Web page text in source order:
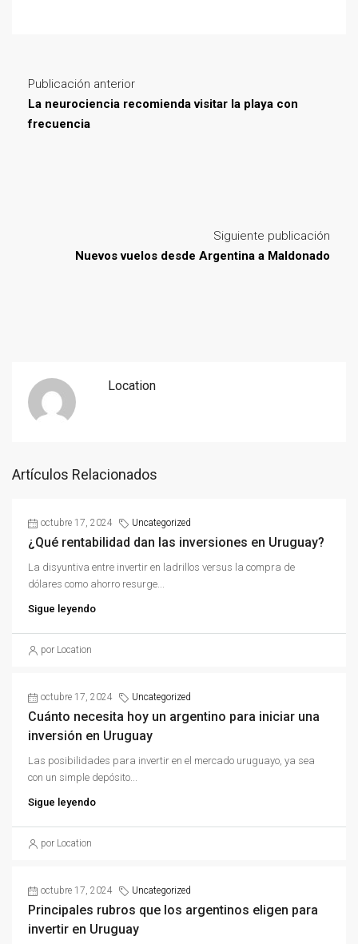
Publicación anterior
La neurociencia recomienda visitar la playa con
frecuencia
Siguiente publicación
Nuevos vuelos desde Argentina a Maldonado
Location
Artículos Relacionados
octubre 17, 2024 Uncategorized
¿Qué rentabilidad dan las inversiones en Uruguay?
La disyuntiva entre invertir en ladrillos versus la compra de
dólares como ahorro resurge...
Sigue leyendo
por Location
octubre 17, 2024 Uncategorized
Cuánto necesita hoy un argentino para iniciar una
inversión en Uruguay
Las posibilidades para invertir en el mercado uruguayo, ya sea
con un simple depósito...
Sigue leyendo
por Location
octubre 17, 2024 Uncategorized
Principales rubros que los argentinos eligen para
invertir en Uruguay